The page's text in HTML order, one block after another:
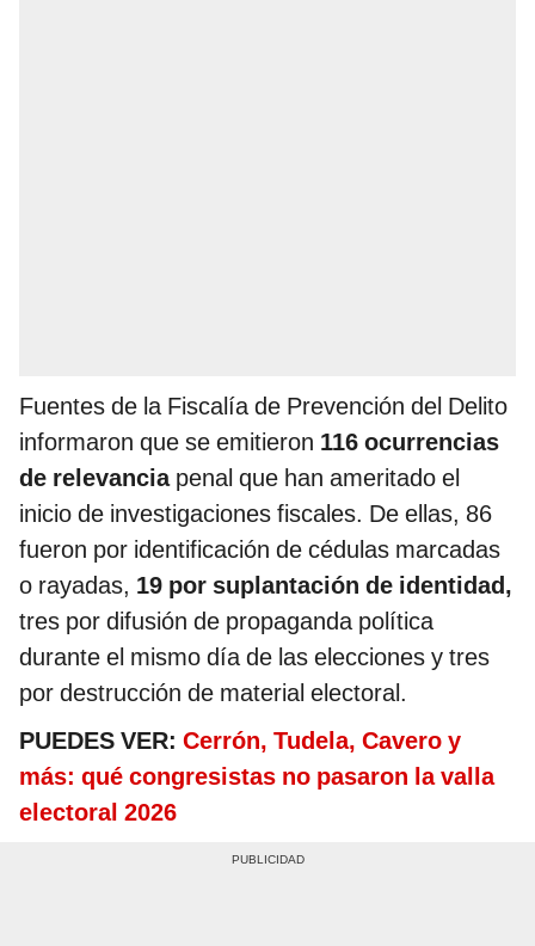
Fuentes de la Fiscalía de Prevención del Delito
informaron que se emitieron 116 ocurrencias
de relevanciapenal que han ameritado el
inicio de investigaciones fiscales. De ellas, 86
fueron por identificación de cédulas marcadas
o rayadas, 19 por suplantación de identidad,
tres por difusión de propaganda política
durante el mismo día de las elecciones y tres
por destrucción de material electoral.
PUEDES VER: Cerrón, Tudela, Cavero y
más: qué congresistas no pasaron la valla
electoral 2026